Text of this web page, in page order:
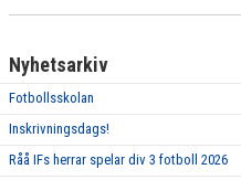
Nyhetsarkiv
Fotbollsskolan
Inskrivningsdags!
Råå IFs herrar spelar div 3 fotboll 2026